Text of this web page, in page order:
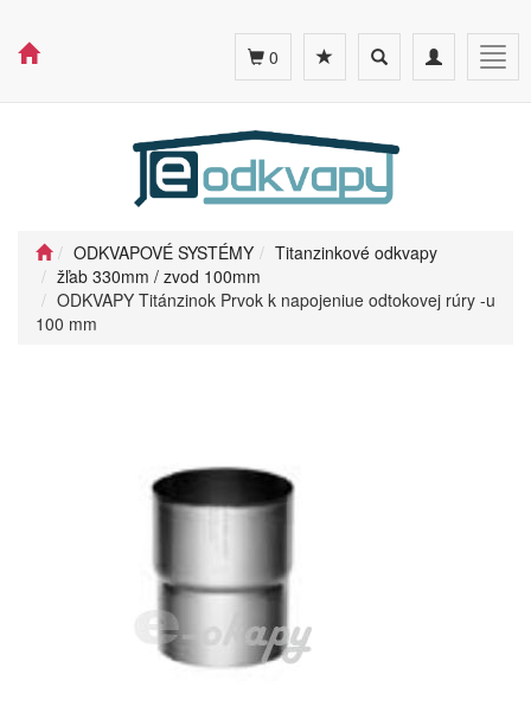
Toggle
navigation
Toggle
search
0
ODKVAPOVÉ SYSTÉMY
Titanzinkové odkvapy
žľab 330mm / zvod 100mm
ODKVAPY Titánzinok Prvok k napojeniue odtokovej rúry -u
100 mm